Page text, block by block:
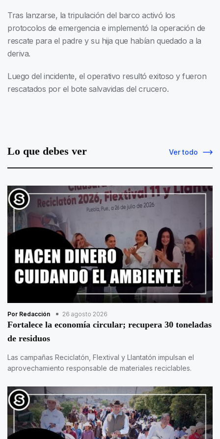
Tras lanzarse, la tripulación del barco activó los
protocolos de emergencia e implementó la operación de
rescate para el padre y su hija que habían quedado a la
deriva.
Luego del incidente, el operativo resultó exitoso y fueron
rescatados por el bote salvavidas del crucero.
Lo que debes ver Ver todo
Por Redacción 26 agosto 2026
Fortalece la economía circular; recupera 30 toneladas
de residuos
Las campañas Reciclatón, Flextival y Llantatón impulsan el
aprovechamiento responsable de materiales reciclables.